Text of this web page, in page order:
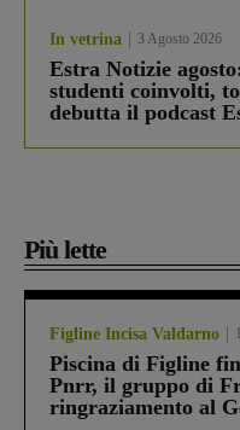
In vetrina 3 Agosto 2026
Estra Notizie
studenti coinvolti,
debutta il podcast
Più lette
Figline Incisa Valdarno
Piscina di Figline
Pnrr, il gruppo di
ringraziamento al